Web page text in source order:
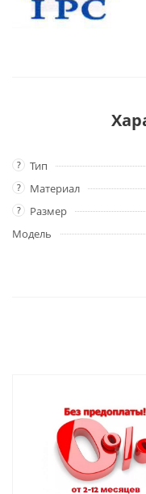
? Тип
? Материал
? Размер
Модель